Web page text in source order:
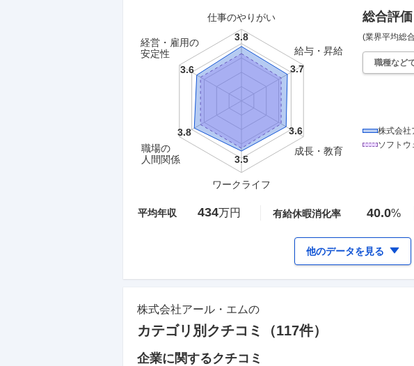
総合評価
(業界平均総
職種など
仕事のやりがい
給与・昇給
成長・教育
ワークライフ
職場の
人間関係
経営・雇用の
安定性
株式会社
ソフトウ
平均年収 434万円 有給休暇消化率 40.0%
他のデータを見る
株式会社アール・エムの
カテゴリ別クチコミ（117件）
企業に関するクチコミ